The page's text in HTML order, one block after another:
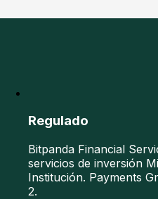
Regulado
Bitpanda Financial
servicios de inversión
Institución. Payments
2.